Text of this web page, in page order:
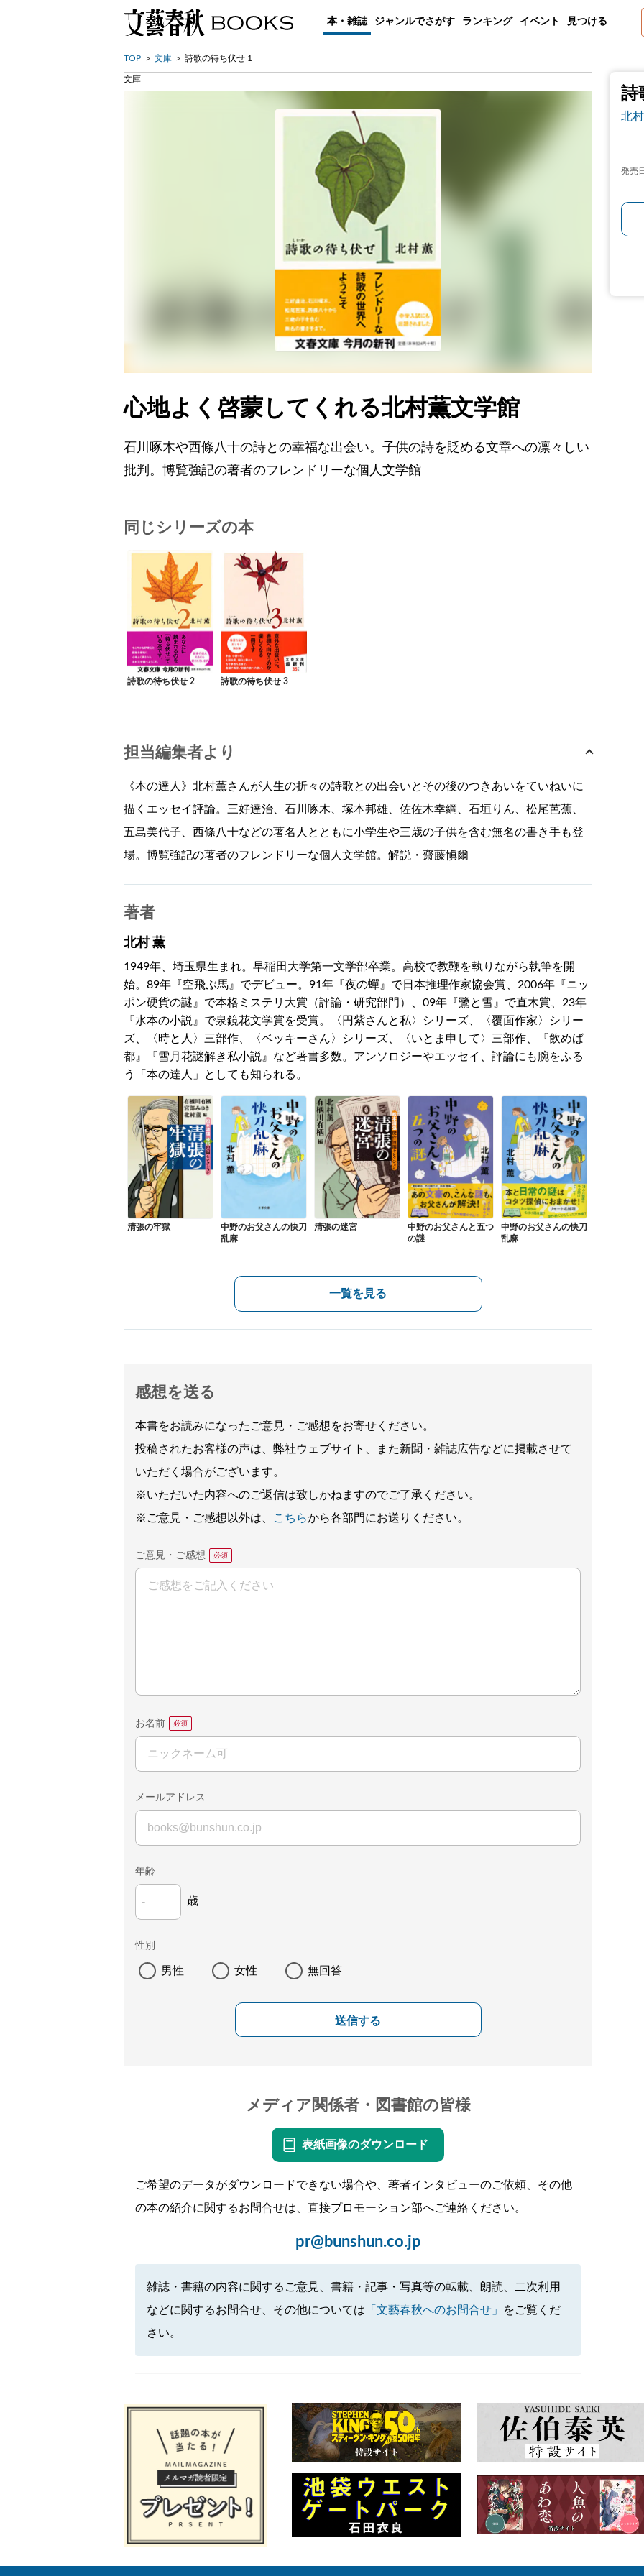
本・雑誌 ジャンルでさがす ランキング イベント 見つける
TOP 文庫 詩歌の待ち伏せ 1
詩
北
発売
文庫
心地よく啓蒙してくれる北村薫文学館
石川啄木や西條八十の詩との幸福な出会い。子供の詩を貶める文章への凛々しい
批判。博覧強記の著者のフレンドリーな個人文学館
同じシリーズの本
詩歌の待ち伏せ 2 詩歌の待ち伏せ 3
担当編集者より
《本の達人》北村薫さんが人生の折々の詩歌との出会いとその後のつきあいをていねいに
描くエッセイ評論。三好達治、石川啄木、塚本邦雄、佐佐木幸綱、石垣りん、松尾芭蕉、
五島美代子、西條八十などの著名人とともに小学生や三歳の子供を含む無名の書き手も登
場。博覧強記の著者のフレンドリーな個人文学館。解説・齋藤愼爾
著者
北村 薫
1949年、埼玉県生まれ。早稲田大学第一文学部卒業。高校で教鞭を執りながら執筆を開
始。89年『空飛ぶ馬』でデビュー。91年『夜の蟬』で日本推理作家協会賞、2006年『ニッ
ポン硬貨の謎』で本格ミステリ大賞（評論・研究部門）、09年『鷺と雪』で直木賞、23年
『水本の小説』で泉鏡花文学賞を受賞。〈円紫さんと私〉シリーズ、〈覆面作家〉シリー
ズ、〈時と人〉三部作、〈ベッキーさん〉シリーズ、〈いとま申して〉三部作、『飲めば
都』『雪月花謎解き私小説』など著書多数。アンソロジーやエッセイ、評論にも腕をふる
う「本の達人」としても知られる。
清張の牢獄
中野のお父さんの快刀
乱麻
清張の迷宮
中野のお父さんと五つ
の謎
中野のお父さんの快刀
乱麻
一覧を見る
感想を送る
本書をお読みになったご意見・ご感想をお寄せください。
投稿されたお客様の声は、弊社ウェブサイト、また新聞・雑誌広告などに掲載させて
いただく場合がございます。
※いただいた内容へのご返信は致しかねますのでご了承ください。
※ご意見・ご感想以外は、
こちらから各部門にお送りください。
ご意見・ご感想
お名前
メールアドレス
年齢
歳
性別
男性 女性 無回答
送信する
メディア関係者・図書館の皆様
表紙画像のダウンロード
ご希望のデータがダウンロードできない場合や、著者インタビューのご依頼、その他
の本の紹介に関するお問合せは、直接プロモーション部へご連絡ください。
pr@bunshun.co.jp
雑誌・書籍の内容に関するご意見、書籍・記事・写真等の転載、朗読、二次利用
などに関するお問合せ、その他については 「文藝春秋へのお問合せ」
をご覧くだ
さい。